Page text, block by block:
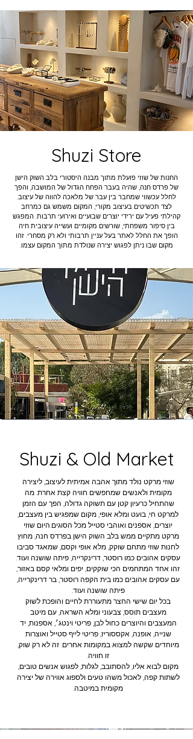
Shuzi Store
החנות של שוזי פועלת מתוך מבנה היסטורי בלב השוק הישן
של פרדס חנה, שהיה בעבר הפחח הגדול של המושבה, והפך
לחלל עכשווי שמחבר בין עבר של מלאכה להווה של עיצוב.
לצד תכשיטים בעיצוב מקורי, המקום משמש גם כמרחב
קהילתי פעיל עם ירידי יוצרים שבועיים ואירועי תרבות. המפגש
בין סיפור משפחתי, שורשים מקומיים ועשייה עיצובית חיה
הופך את החלל לאתר בעל עניין תרבותי ולא רק מסחרי. זהו
מקום שבו ניתן לפגוש יצירה שנולדת מתוך המקום עצמו.
Shuzi & Old Market
שוזי מרקט נולד מתוך אהבה אמיתית לעיצוב, ליצירה
מקומית ולאנשים שמחפשים חוויה קצת אחרת. מה
שהתחיל כרעיון קטן עם תשוקה גדולה, הפך עם הזמן
למרקט חי, בועט ומלא אופי, מקום שמפגיש בין מעצבים,
יוצרים, אספנים ואוהבי סטייל מכל הסוגים.היום שוזי
מרקט מתקיים ממש בלב השוק הישן בפרדס חנה, מחוץ
לחנות שוזי מתחם שוקק, מלא אופי וקסם, שמאגד סביבו
עסקים אהובים כמו רוסטר, דרינקרייה, פיתה שושנה ועוד.
זהו אחד המתחמים הכי שוקקים, יפים ומלאי קסם באזור,
עם עסקים אהובים כמו בית הקפה רוסטר, בר דרינקרייה,
פיתה שושנה ועוד.
בכל יום שישי החצר מתעוררת לחיים והופכת לשוק
מעצבים תוסס, צבעוני ומלא השראה, עם מיטב
המעצבים והיוצרים כחול לבן, פריטי וינטג׳, אספנות, יד
שנייה, אופנה, אקססוריז, פריטי לייף סטייל ואוצרות
מיוחדים שקשה למצוא במקומות אחרים. זה לא רק שוק,
זו חוויה.
מקום לבוא אליו, להסתובב, לגלות, לפגוש אנשים טובים,
לשתות קפה, לאכול משהו טעים ולספוג אווירה של יצירה
מקומית במיטבה.